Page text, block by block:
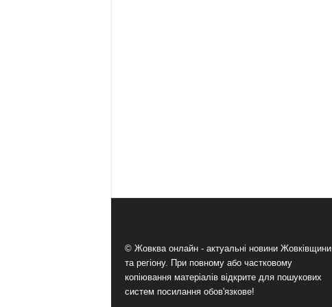
© Жовква онлайн - актуальні новини Жовківщини
та регіону. При повному або частковому
копіювання матеріалів відкрите для пошукових
систем посилання обов'язкове!